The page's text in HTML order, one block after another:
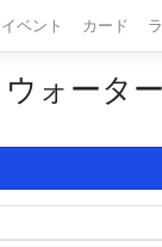
イベント カード
ォータ